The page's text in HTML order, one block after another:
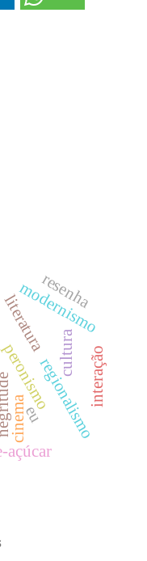
cinema
peronismo
literatura
açúcar
modernismo
regionalismo
cultura
eu
interação
resenha